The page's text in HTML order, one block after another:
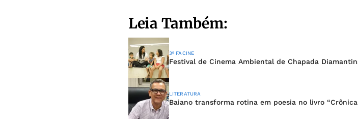
Leia Também:
3º FACINE
Festival de Cinema Ambiental de Chapada
LITERATURA
Baiano transforma rotina em poesia no livro